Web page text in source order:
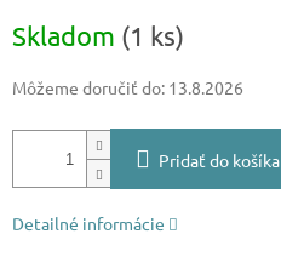
cena:
Skladom (1 ks)
Môžeme doručiť do: 13.8.2026
Pridať do košíka
Detailné informácie